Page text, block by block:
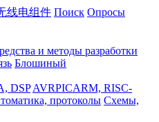
线电组件 Поиск Опросы
и методы разработки
Блошиный
DSP AVRPICARM, RISC-
протоколы Схемы,